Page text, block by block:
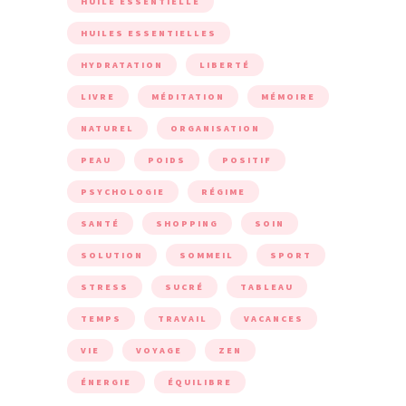
HUILES ESSENTIELLES
HYDRATATION LIBERTÉ
LIVRE MÉDITATION MÉMOIRE
NATUREL ORGANISATION
PEAU POIDS POSITIF
PSYCHOLOGIE RÉGIME
SANTÉ SHOPPING SOIN
SOLUTION SOMMEIL SPORT
STRESS SUCRÉ TABLEAU
TEMPS TRAVAIL VACANCES
VIE VOYAGE ZEN
ÉNERGIE ÉQUILIBRE